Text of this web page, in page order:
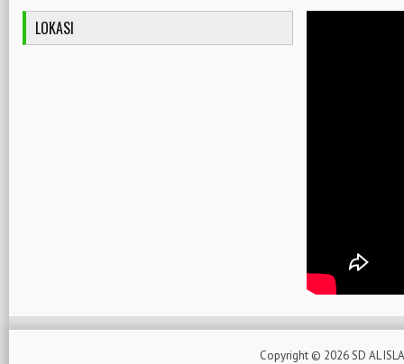
LOKASI
Copyright © 2026SD AL